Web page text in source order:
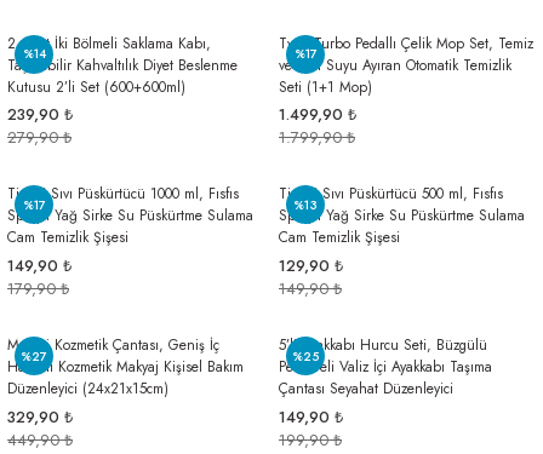
%14
2 Adet İki Bölmeli Saklama Kabı,
Taşınabilir Kahvaltılık Diyet Beslenme
Kutusu 2’li Set (600+600ml)
239,90 ₺
279,90 ₺
%17
Twin Turbo Pedallı Çelik Mop Set, Temiz
ve Kirli Suyu Ayıran Otomatik Temizlik
Seti (1+1 Mop)
1.499,90 ₺
1.799,90 ₺
%17
Tigerli Sıvı Püskürtücü 1000 ml, Fısfıs
Spreyli Yağ Sirke Su Püskürtme Sulama
Cam Temizlik Şişesi
149,90 ₺
179,90 ₺
%13
Tigerli Sıvı Püskürtücü 500 ml, Fısfıs
Spreyli Yağ Sirke Su Püskürtme Sulama
Cam Temizlik Şişesi
129,90 ₺
149,90 ₺
%27
Makyaj Kozmetik Çantası, Geniş İç
Hacimli Kozmetik Makyaj Kişisel Bakım
Düzenleyici (24x21x15cm)
329,90 ₺
449,90 ₺
%25
5’li Ayakkabı Hurcu Seti, Büzgülü
Pencereli Valiz İçi Ayakkabı Taşıma
Çantası Seyahat Düzenleyici
149,90 ₺
199,90 ₺